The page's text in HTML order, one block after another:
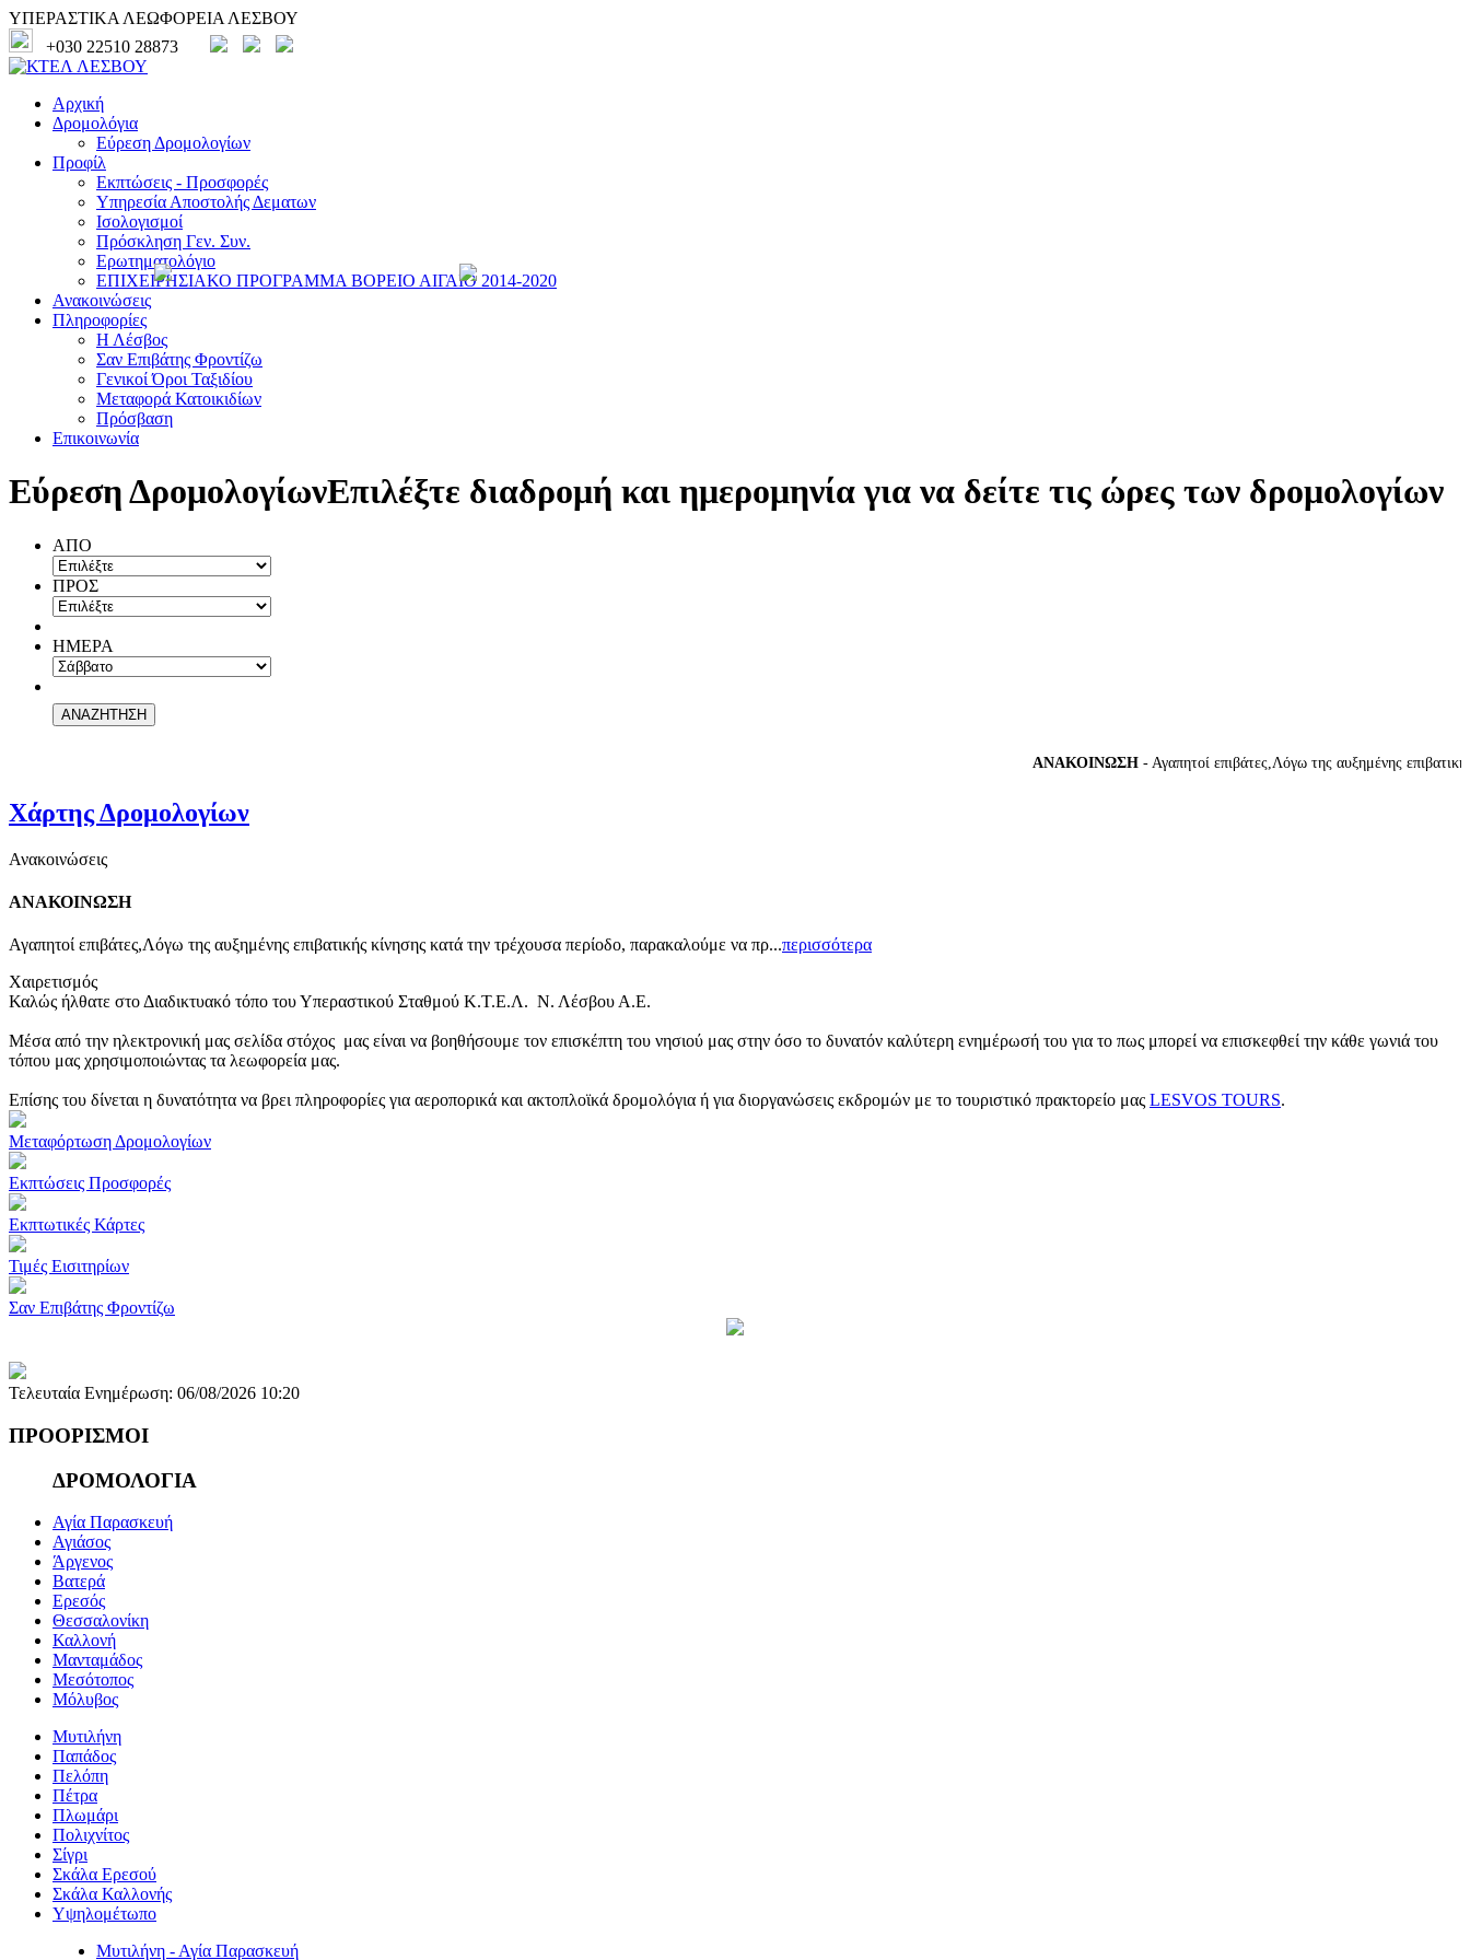
ΥΠΕΡΑΣΤΙΚΑ ΛΕΩΦΟΡΕΙΑ ΛΕΣΒΟΥ
+030 22510 28873
Αρχική
Δρομολόγια
Εύρεση Δρομολογίων
Προφίλ
Εκπτώσεις - Προσφορές
Υπηρεσία Αποστολής Δεματων
Ισολογισμοί
Πρόσκληση Γεν. Συν.
Ερωτηματολόγιο
ΕΠΙΧΕΙΡΗΣΙΑΚΟ ΠΡΟΓΡΑΜΜΑ ΒΟΡΕΙΟ ΑΙΓΑΙΟ 2014-2020
Ανακοινώσεις
Πληροφορίες
Η Λέσβος
Σαν Επιβάτης Φροντίζω
Γενικοί Όροι Ταξιδίου
Μεταφορά Κατοικιδίων
Πρόσβαση
Επικοινωνία
Εύρεση ΔρομολογίωνΕπιλέξτε διαδρομή και ημερομηνία για να δείτε τις ώρες των δρομολογίων
ΑΠΟ
ΠΡΟΣ
ΗΜΕΡΑ
ΑΝΑΚΟΙΝΩΣΗ- Αγαπητοί επιβάτες,Λόγω της αυξημένης επιβατικής
Χάρτης Δρομολογίων
Ανακοινώσεις
ΑΝΑΚΟΙΝΩΣΗ
Αγαπητοί επιβάτες,Λόγω της αυξημένης επιβατικής κίνησης κατά την τρέχουσα περίοδο, παρακαλούμε να πρ...περισσότερα
Χαιρετισμός
Καλώς ήλθατε στο Διαδικτυακό τόπο του Υπεραστικού Σταθμού Κ.Τ.Ε.Λ. Ν. Λέσβου Α.Ε.
Μέσα από την ηλεκτρονική μας σελίδα στόχος μας είναι να βοηθήσουμε τον επισκέπτη του νησιού μας στην όσο το δυνατόν καλύτερη ενημέρωσή του για το πως μπορεί να επισκεφθεί την κάθε γωνιά του
τόπου μας χρησιμοποιώντας τα λεωφορεία μας.
Επίσης του δίνεται η δυνατότητα να βρει πληροφορίες για αεροπορικά και ακτοπλοϊκά δρομολόγια ή για διοργανώσεις εκδρομών με το τουριστικό πρακτορείο μας LESVOS TOURS.
Μεταφόρτωση Δρομολογίων
Εκπτώσεις Προσφορές
Εκπτωτικές Κάρτες
Τιμές Εισιτηρίων
Σαν Επιβάτης Φροντίζω
Τελευταία Ενημέρωση: 06/08/2026 10:20
ΠΡΟΟΡΙΣΜΟΙ
ΔΡΟΜΟΛΟΓΙΑ
Αγία Παρασκευή
Αγιάσος
Άργενος
Βατερά
Ερεσός
Θεσσαλονίκη
Καλλονή
Μανταμάδος
Μεσότοπος
Μόλυβος
Μυτιλήνη
Παπάδος
Πελόπη
Πέτρα
Πλωμάρι
Πολιχνίτος
Σίγρι
Σκάλα Ερεσού
Σκάλα Καλλονής
Υψηλομέτωπο
Μυτιλήνη - Αγία Παρασκευή